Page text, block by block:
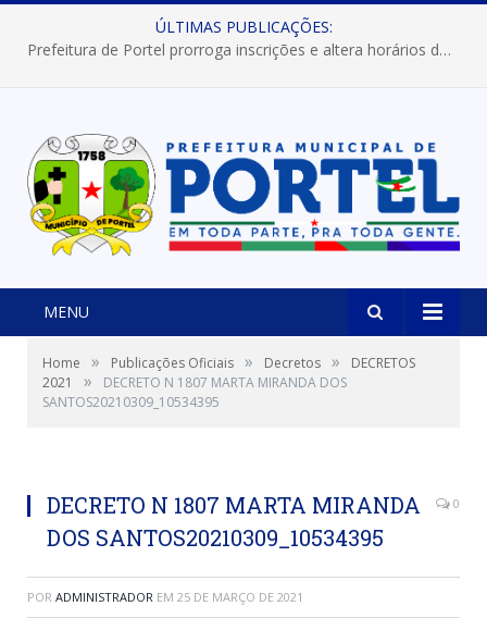
ÚLTIMAS PUBLICAÇÕES:
Prefeitura de Portel prorroga inscrições e altera horários dos concursos “Musa” e “Miss Mix Verão 2026”
MENU
Home » Publicações Oficiais » Decretos »
DECRETOS
2021
»
DECRETO N 1807 MARTA MIRANDA DOS
SANTOS20210309_10534395
DECRETO N 1807 MARTA MIRANDA
DOS SANTOS20210309_10534395
0
POR ADMINISTRADOR EM 25 DE MARÇO DE 2021